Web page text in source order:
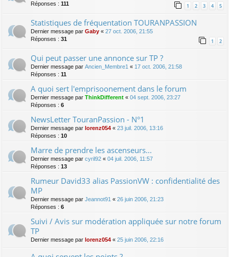
Réponses : 111 1 2 3 4 5
Statistiques de fréquentation TOURANPASSION
Dernier message par Gaby « 27 oct. 2006, 21:55
Réponses : 31 1 2
Qui peut passer une annonce sur TP ?
Dernier message par Ancien_Membre1 « 17 oct. 2006, 21:58
Réponses : 11
A quoi sert l'emprisoonement dans le forum
Dernier message par ThinkDifferent « 04 sept. 2006, 23:27
Réponses : 6
NewsLetter TouranPassion - N°1
Dernier message par lorenz054 « 23 juil. 2006, 13:16
Réponses : 10
Marre de prendre les ascenseurs...
Dernier message par cyril92 « 04 juil. 2006, 11:57
Réponses : 13
Rumeur David33 alias PassionVW : confidentialité des
MP
Dernier message par Jeannot91 « 26 juin 2006, 21:23
Réponses : 6
Suivi / Avis sur modération appliquée sur notre forum
TP
Dernier message par lorenz054 « 25 juin 2006, 22:16